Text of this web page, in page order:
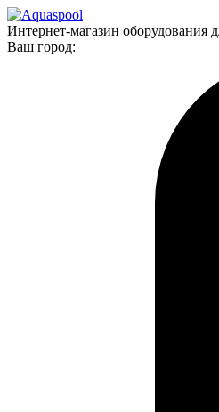
Интернет-магазин оборудования
Ваш город: